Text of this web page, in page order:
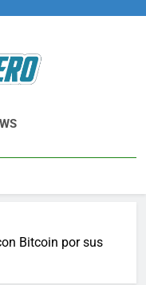
Bitcoin por sus